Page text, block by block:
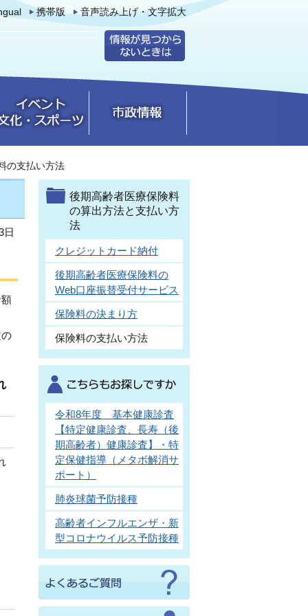
携帯版 音声読み上げ・文字拡大
の支払い方法
日
後期高齢者医療保険料
の算出方法と支払い方
法
クレジットカード納付
後期高齢者医療保険料の
Web口座振替受付サービス
保険料の決まり方
保険料の支払い方法
令和8年度 基本健康診査
【特定健康診査、長寿（後
期高齢者）健康診査】・特
定保健指導（メタボ解消サ
ポート）
肺炎球菌予防接種
高齢者インフルエンザ・新
型コロナウイルス予防接種